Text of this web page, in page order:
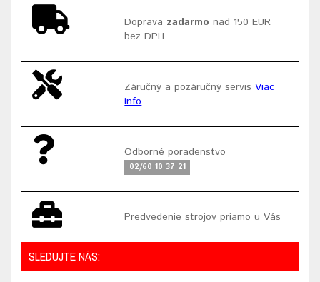
Doprava zadarmo nad 150 EUR
bez DPH
Záručný a pozáručný servisViac
info
Odborné poradenstvo
02/60 10 37 21
Predvedenie strojov priamo u Vás
SLEDUJTE NÁS: